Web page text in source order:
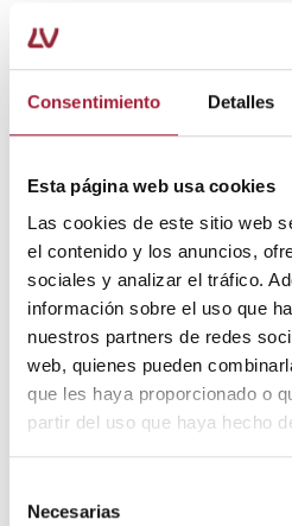
Consentimiento Detalles
Esta página web usa cookies
Las cookies de este sitio web
el contenido y los anuncios,
sociales y analizar el tráfico.
información sobre el uso que
nuestros partners de redes
web, quienes pueden
que les haya proporcionado o
partir del uso que haya hecho
Necesarias
Paralelamente, es
1) Tratar la causa de los
cremas o pomadas con
Si el picor en la vulva es por
en cambio, se realizará un
antibióticos.
Cuando se trata de prurito
estrógenos, se puede aplicar
estradiol o estriol a nivel local
vagina.
tratamiento específico para